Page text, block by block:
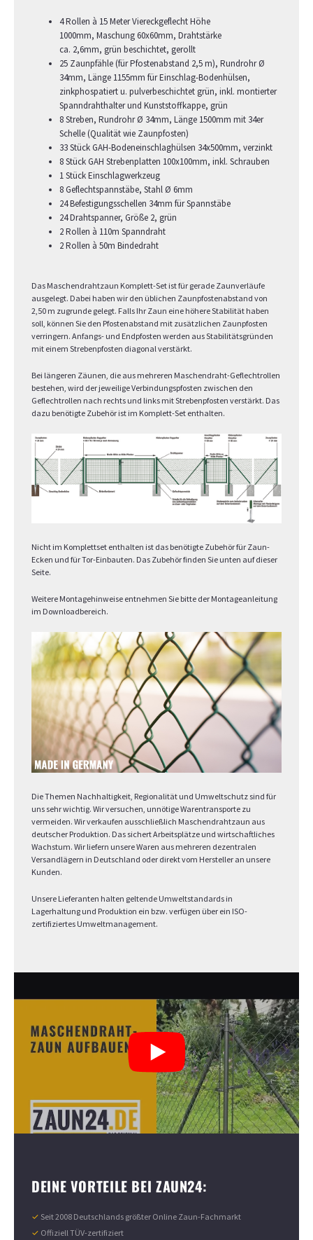
4 Rollen à 15 Meter Viereckgeflecht Höhe
1000mm, Maschung 60x60mm, Drahtstärke
ca. 2,6mm, grün beschichtet, gerollt
25 Zaunpfähle (für Pfostenabstand 2,5 m), Rundrohr Ø
34mm, Länge 1155mm für Einschlag-Bodenhülsen,
zinkphospatiert u. pulverbeschichtet grün, inkl. montierter
Spanndrahthalter und Kunststoffkappe, grün
8 Streben, Rundrohr Ø 34mm, Länge 1500mm mit 34er
Schelle (Qualität wie Zaunpfosten)
33 Stück GAH-Bodeneinschlaghülsen 34x500mm, verzinkt
8 Stück GAH Strebenplatten 100x100mm, inkl. Schrauben
1 Stück Einschlagwerkzeug
8 Geflechtspannstäbe, Stahl Ø 6mm
24 Befestigungsschellen 34mm für Spannstäbe
24 Drahtspanner, Größe 2, grün
2 Rollen à 110m Spanndraht
2 Rollen à 50m Bindedraht
Das Maschendrahtzaun Komplett-Set ist für gerade Zaunverläufe
ausgelegt. Dabei haben wir den üblichen Zaunpfostenabstand von
2,50 m zugrunde gelegt. Falls Ihr Zaun eine höhere Stabilität haben
soll, können Sie den Pfostenabstand mit zusätzlichen Zaunpfosten
verringern. Anfangs- und Endpfosten werden aus Stabilitätsgründen
mit einem Strebenpfosten diagonal verstärkt.
Bei längeren Zäunen, die aus mehreren Maschendraht-Geflechtrollen
bestehen, wird der jeweilige Verbindungspfosten zwischen den
Geflechtrollen nach rechts und links mit Strebenpfosten verstärkt. Das
dazu benötigte Zubehör ist im Komplett-Set enthalten.
Nicht im Komplettset enthalten ist das benötigte Zubehör für Zaun-
Ecken und für Tor-Einbauten. Das Zubehör finden Sie unten auf dieser
Seite.
Weitere Montagehinweise entnehmen Sie bitte der Montageanleitung
im Downloadbereich.
Die Themen Nachhaltigkeit, Regionalität und Umweltschutz sind für
uns sehr wichtig. Wir versuchen, unnötige Warentransporte zu
vermeiden. Wir verkaufen ausschließlich Maschendrahtzaun aus
deutscher Produktion. Das sichert Arbeitsplätze und wirtschaftliches
Wachstum. Wir liefern unsere Waren aus mehreren dezentralen
Versandlägern in Deutschland oder direkt vom Hersteller an unsere
Kunden.
Unsere Lieferanten halten geltende Umweltstandards in
Lagerhaltung und Produktion ein bzw. verfügen über ein ISO-
zertifiziertes Umweltmanagement.
DEINE VORTEILE BEI ZAUN24:
✓ Seit 2008 Deutschlands größter Online Zaun-Fachmarkt
✓ Offiziell TÜV-zertifiziert